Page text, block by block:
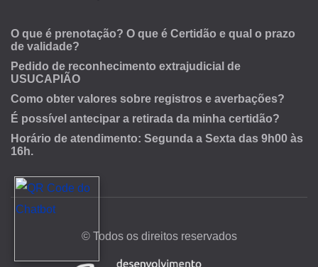
O que é prenotação? O que é Certidão e qual o prazo
de validade?
Pedido de reconhecimento extrajudicial de
USUCAPIÃO
Como obter valores sobre registros e averbações?
É possível antecipar a retirada da minha certidão?
Horário de atendimento: Segunda a Sexta das 9h00 às
16h.
© Todos os direitos reservados